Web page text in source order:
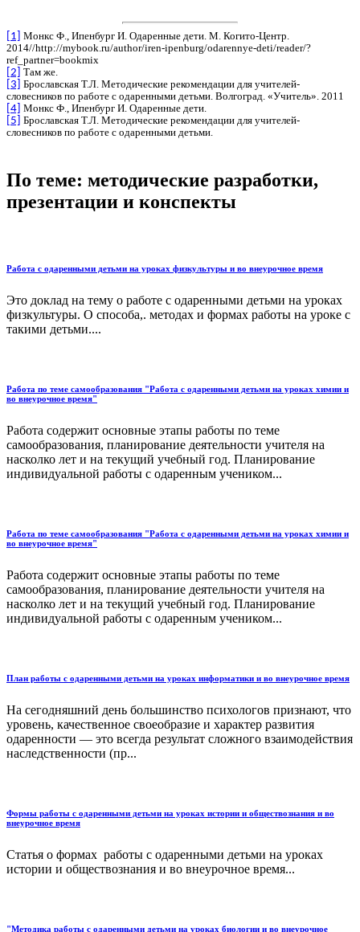
[1] Монкс Ф., Ипенбург И. Одаренные дети. М. Когито-Центр.
2014//http://mybook.ru/author/iren-ipenburg/odarennye-deti/reader/?
ref_partner=bookmix
[2] Там же.
[3] Брославская Т.Л. Методические рекомендации для учителей-
словесников по работе с одаренными детьми. Волгоград. «Учитель». 2011
[4] Монкс Ф., Ипенбург И. Одаренные дети.
[5] Брославская Т.Л. Методические рекомендации для учителей-
словесников по работе с одаренными детьми.
По теме: методические разработки,
презентации и конспекты
Работа с одаренными детьми на уроках физкультуры и во внеурочное время
Это доклад на тему о работе с одаренными детьми на уроках
физкультуры. О способа,. методах и формах работы на уроке с
такими детьми....
Работа по теме самообразования "Работа с одаренными детьми на уроках химии и
во внеурочное время"
Работа содержит основные этапы работы по теме
самообразования, планирование деятельности учителя на
насколко лет и на текущий учебный год. Планирование
индивидуальной работы с одаренным учеником...
Работа по теме самообразования "Работа с одаренными детьми на уроках химии и
во внеурочное время"
Работа содержит основные этапы работы по теме
самообразования, планирование деятельности учителя на
насколко лет и на текущий учебный год. Планирование
индивидуальной работы с одаренным учеником...
План работы с одаренными детьми на уроках информатики и во внеурочное время
На сегодняшний день большинство психологов признают, что
уровень, качественное своеобразие и характер развития
одаренности — это всегда результат сложного взаимодействия
наследственности (пр...
Формы работы с одаренными детьми на уроках истории и обществознания и во
внеурочное время
Статья о формах работы с одаренными детьми на уроках
истории и обществознания и во внеурочное время...
"Методика работы с одаренными детьми на уроках биологии и во внеурочное